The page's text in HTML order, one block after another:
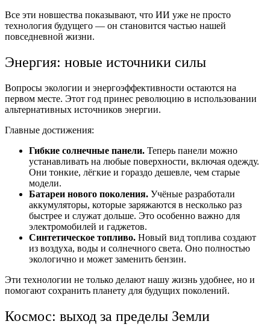
Все эти новшества показывают, что ИИ уже не просто
технология будущего — он становится частью нашей
повседневной жизни.
Энергия: новые источники силы
Вопросы экологии и энергоэффективности остаются на
первом месте. Этот год принес революцию в использовании
альтернативных источников энергии.
Главные достижения:
Гибкие солнечные панели. Теперь панели можно
устанавливать на любые поверхности, включая одежду.
Они тонкие, лёгкие и гораздо дешевле, чем старые
модели.
Батареи нового поколения. Учёные разработали
аккумуляторы, которые заряжаются в несколько раз
быстрее и служат дольше. Это особенно важно для
электромобилей и гаджетов.
Синтетическое топливо. Новый вид топлива создают
из воздуха, воды и солнечного света. Оно полностью
экологично и может заменить бензин.
Эти технологии не только делают нашу жизнь удобнее, но и
помогают сохранить планету для будущих поколений.
Космос: выход за пределы Земли